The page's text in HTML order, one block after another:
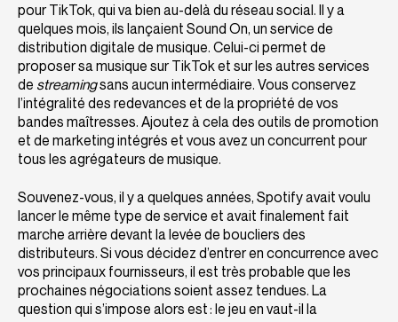
pour TikTok, qui va bien au-delà du réseau social. Il y a
quelques mois, ils lançaient Sound On, un service de
distribution digitale de musique. Celui-ci permet de
proposer sa musique sur TikTok et sur les autres services
de streamingsans aucun intermédiaire. Vous conservez
l’intégralité des redevances et de la propriété de vos
bandes maîtresses. Ajoutez à cela des outils de promotion
et de marketing intégrés et vous avez un concurrent pour
tous les agrégateurs de musique.
Souvenez-vous, il y a quelques années, Spotify avait voulu
lancer le même type de service et avait finalement fait
marche arrière devant la levée de boucliers des
distributeurs. Si vous décidez d’entrer en concurrence avec
vos principaux fournisseurs, il est très probable que les
prochaines négociations soient assez tendues. La
question qui s’impose alors est : le jeu en vaut-il la